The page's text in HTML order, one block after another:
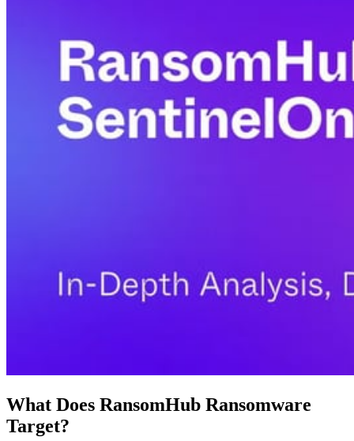
What Does RansomHub Ransomware
Target?